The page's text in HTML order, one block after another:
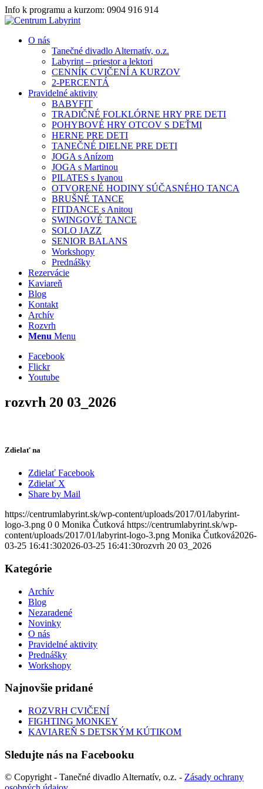
Info k programu a kurzom: 0904 916 914
O nás
Tanečné divadlo Alternatív, o.z.
Labyrint – priestor a lektori
CENNÍK CVIČENÍ A KURZOV
2-PERCENTÁ
Pravidelné aktivity
BABYFIT
TRADIČNÉ FOLKLÓRNE HRY PRE DETI
POHYBOVÉ HRY OTCOV S DEŤMI
HERNE PRE DETI
TANEČNÉ DIELNE PRE DETI
JOGA s Anízom
JOGA s Martinou
PILATES s Ivanou
OTVORENÉ HODINY SÚČASNÉHO TANCA
BRUŠNÉ TANCE
FITDANCE s Anitou
SWINGOVÉ TANCE
SOLO JAZZ
SENIOR BALANS
Workshopy
Prednášky
Rezervácie
Kaviareň
Blog
Kontakt
Archív
Rozvrh
Menu Menu
Facebook
Flickr
Youtube
rozvrh 20 03_2026
Zdielať na
Zdielať Facebook
Zdielať X
Share by Mail
https://centrumlabyrint.sk/wp-content/uploads/2017/01/labyrint-
logo-3.png 0 0 Monika Čutková https://centrumlabyrint.sk/wp-
content/uploads/2017/01/labyrint-logo-3.png Monika Čutková2026-
03-25 16:41:302026-03-25 16:41:30rozvrh 20 03_2026
Kategórie
Archív
Blog
Nezaradené
Novinky
O nás
Pravidelné aktivity
Prednášky
Workshopy
Najnovšie pridané
ROZVRH CVIČENÍ
FIGHTING MONKEY
KAVIAREŇ S DETSKÝM KÚTIKOM
Sledujte nás na Facebooku
© Copyright - Tanečné divadlo Alternatív, o.z. - Zásady ochrany